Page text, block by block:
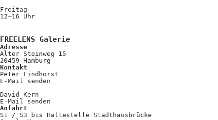
Freitag
12–16 Uhr
FREELENS Galerie
Adresse
Alter Steinweg 15
20459 Hamburg
Kontakt
Peter Lindhorst
E-Mail senden
David Kern
E-Mail senden
Anfahrt
S1 / S3 bis Haltestelle Stadthausbrücke